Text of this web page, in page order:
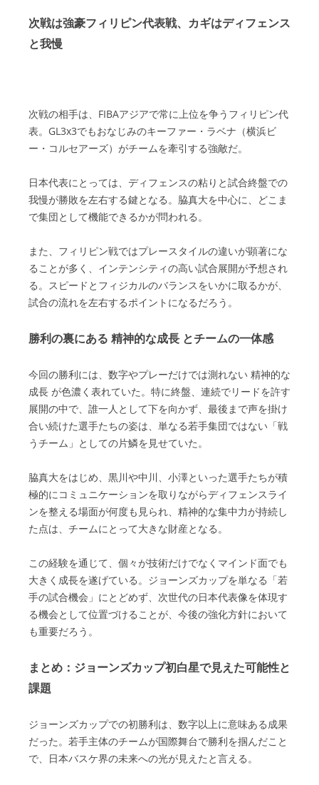
次戦は強豪フィリピン代表戦、カギはディフェンス
と我慢
次戦の相手は、FIBAアジアで常に上位を争うフィリピン代
表。GL3x3でもおなじみのキーファー・ラベナ（横浜ビ
ー・コルセアーズ）がチームを牽引する強敵だ。
日本代表にとっては、ディフェンスの粘りと試合終盤での
我慢が勝敗を左右する鍵となる。脇真大を中心に、どこま
で集団として機能できるかが問われる。
また、フィリピン戦ではプレースタイルの違いが顕著にな
ることが多く、インテンシティの高い試合展開が予想され
る。スピードとフィジカルのバランスをいかに取るかが、
試合の流れを左右するポイントになるだろう。
勝利の裏にある 精神的な成長 とチームの一体感
今回の勝利には、数字やプレーだけでは測れない 精神的な
成長 が色濃く表れていた。特に終盤、連続でリードを許す
展開の中で、誰一人として下を向かず、最後まで声を掛け
合い続けた選手たちの姿は、単なる若手集団ではない「戦
うチーム」としての片鱗を見せていた。
脇真大をはじめ、黒川や中川、小澤といった選手たちが積
極的にコミュニケーションを取りながらディフェンスライ
ンを整える場面が何度も見られ、精神的な集中力が持続し
た点は、チームにとって大きな財産となる。
この経験を通じて、個々が技術だけでなくマインド面でも
大きく成長を遂げている。ジョーンズカップを単なる「若
手の試合機会」にとどめず、次世代の日本代表像を体現す
る機会として位置づけることが、今後の強化方針において
も重要だろう。
まとめ：ジョーンズカップ初白星で見えた可能性と
課題
ジョーンズカップでの初勝利は、数字以上に意味ある成果
だった。若手主体のチームが国際舞台で勝利を掴んだこと
で、日本バスケ界の未来への光が見えたと言える。